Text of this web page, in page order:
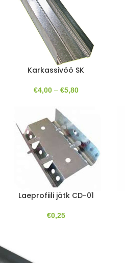
Karkassivöö SK
€4,00– €5,80
Laeprofiili jätk CD-01
€0,25